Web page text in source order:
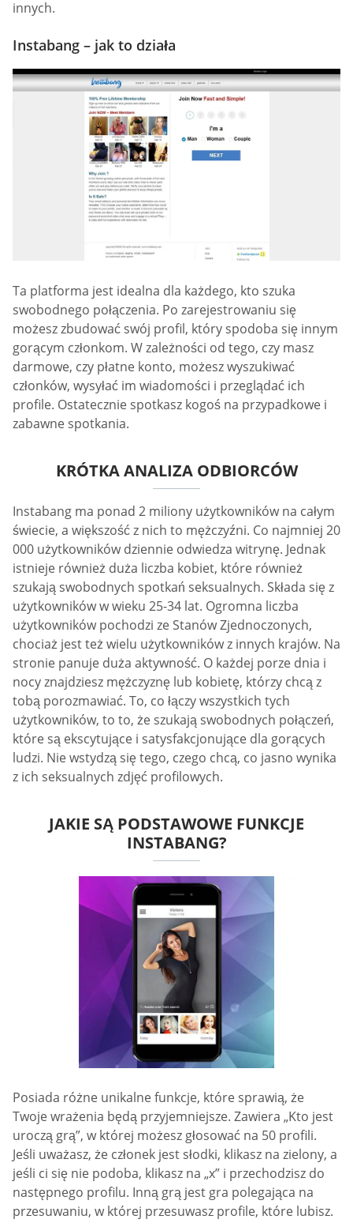
innych.
Instabang – jak to działa
Ta platforma jest idealna dla każdego, kto szuka
swobodnego połączenia. Po zarejestrowaniu się
możesz zbudować swój profil, który spodoba się innym
gorącym członkom. W zależności od tego, czy masz
darmowe, czy płatne konto, możesz wyszukiwać
członków, wysyłać im wiadomości i przeglądać ich
profile. Ostatecznie spotkasz kogoś na przypadkowe i
zabawne spotkania.
KRÓTKA ANALIZA ODBIORCÓW
Instabang ma ponad 2 miliony użytkowników na całym
świecie, a większość z nich to mężczyźni. Co najmniej 20
000 użytkowników dziennie odwiedza witrynę. Jednak
istnieje również duża liczba kobiet, które również
szukają swobodnych spotkań seksualnych. Składa się z
użytkowników w wieku 25-34 lat. Ogromna liczba
użytkowników pochodzi ze Stanów Zjednoczonych,
chociaż jest też wielu użytkowników z innych krajów. Na
stronie panuje duża aktywność. O każdej porze dnia i
nocy znajdziesz mężczyznę lub kobietę, którzy chcą z
tobą porozmawiać. To, co łączy wszystkich tych
użytkowników, to to, że szukają swobodnych połączeń,
które są ekscytujące i satysfakcjonujące dla gorących
ludzi. Nie wstydzą się tego, czego chcą, co jasno wynika
z ich seksualnych zdjęć profilowych.
JAKIE SĄ PODSTAWOWE FUNKCJE
INSTABANG?
Posiada różne unikalne funkcje, które sprawią, że
Twoje wrażenia będą przyjemniejsze. Zawiera „Kto jest
uroczą grą”, w której możesz głosować na 50 profili.
Jeśli uważasz, że członek jest słodki, klikasz na zielony, a
jeśli ci się nie podoba, klikasz na „x” i przechodzisz do
następnego profilu. Inną grą jest gra polegająca na
przesuwaniu, w której przesuwasz profile, które lubisz.